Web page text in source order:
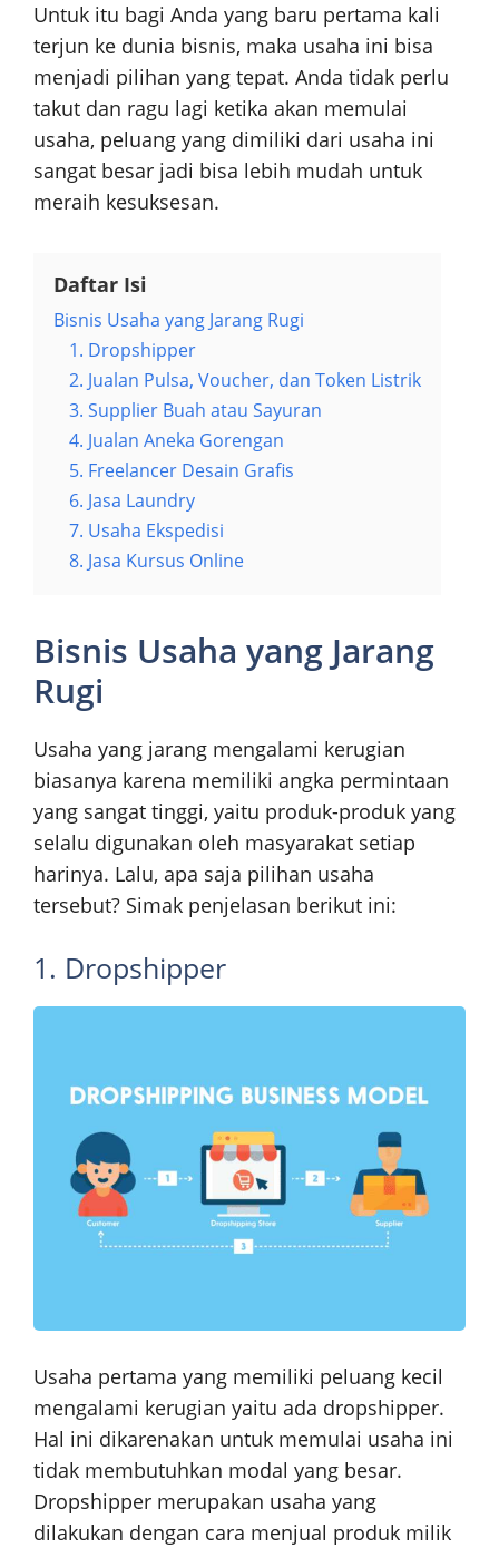
Untuk itu bagi Anda yang baru pertama kali
terjun ke dunia bisnis, maka usaha ini bisa
menjadi pilihan yang tepat. Anda tidak perlu
takut dan ragu lagi ketika akan memulai
usaha, peluang yang dimiliki dari usaha ini
sangat besar jadi bisa lebih mudah untuk
meraih kesuksesan.
Daftar Isi
Bisnis Usaha yang Jarang Rugi
1. Dropshipper
2. Jualan Pulsa, Voucher, dan Token Listrik
3. Supplier Buah atau Sayuran
4. Jualan Aneka Gorengan
5. Freelancer Desain Grafis
6. Jasa Laundry
7. Usaha Ekspedisi
8. Jasa Kursus Online
Bisnis Usaha yang Jarang
Rugi
Usaha yang jarang mengalami kerugian
biasanya karena memiliki angka permintaan
yang sangat tinggi, yaitu produk-produk yang
selalu digunakan oleh masyarakat setiap
harinya. Lalu, apa saja pilihan usaha
tersebut? Simak penjelasan berikut ini:
1. Dropshipper
Usaha pertama yang memiliki peluang kecil
mengalami kerugian yaitu ada dropshipper.
Hal ini dikarenakan untuk memulai usaha ini
tidak membutuhkan modal yang besar.
Dropshipper merupakan usaha yang
dilakukan dengan cara menjual produk milik